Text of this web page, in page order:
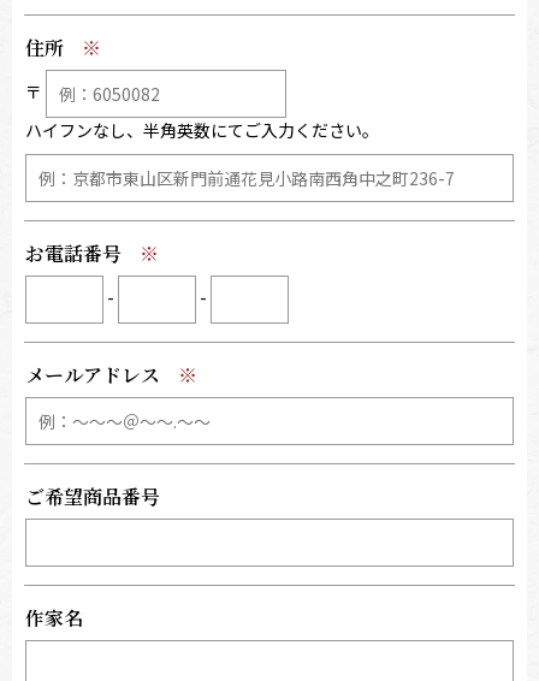
住所
〒
ハイフンなし、半角英数にてご入力ください。
お電話番号
- -
メールアドレス
ご希望商品番号
作家名